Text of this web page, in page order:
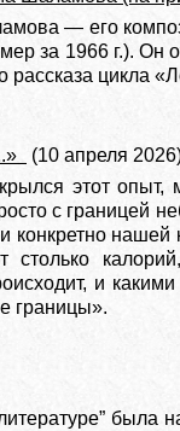
— его
за 1966 г.). Он
рассказа цикла
(10 апреля
этот опыт,
с границей
нашей
и
границы».
была